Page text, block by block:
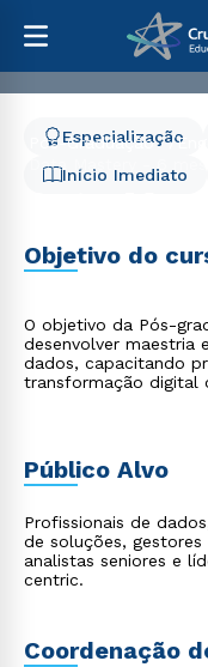
Pós-Graduação
Data Mastery - 6
Início Imediato
Especialização
Objetivo do
O objetivo da Pós-
desenvolver maestria
dados, capacitando
transformação digital
Público Alvo
Profissionais de
de soluções, gestores
analistas seniores e
centric.
Coordenação